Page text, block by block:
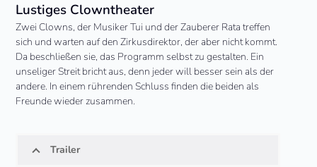
Lustiges Clowntheater
Zwei Clowns, der Musiker Tui und der Zauberer Rata treffen
sich und warten auf den Zirkusdirektor, der aber nicht kommt.
Da beschließen sie, das Programm selbst zu gestalten. Ein
unseliger Streit bricht aus, denn jeder will besser sein als der
andere. In einem rührenden Schluss finden die beiden als
Freunde wieder zusammen.
Trailer